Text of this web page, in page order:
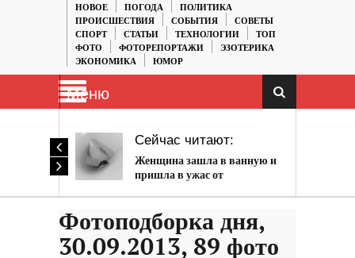
НОВОЕ
ПОГОДА
ПОЛИТИКА
ПРОИСШЕСТВИЯ
СОБЫТИЯ
СОВЕТЫ
СПОРТ
СТАТЬИ ТЕХНОЛОГИИ
ТОП
ФОТО
ФОТОРЕПОРТАЖИ
ЭЗОТЕРИКА
ЭКОНОМИКА
ЮМОР
Меню
Сейчас читают:
Женщина зашла в ванную и
пришла в ужас от
Фотоподборка дня,
30.09.2013, 89 фото